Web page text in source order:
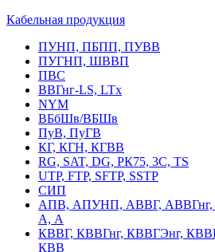
Кабельная продукция
ПУНП, ПБПП, ПУВВ
ПУГНП, ШВВП
ПВС
ВВГнг-LS, LTx
NYM
ВБбШв/ВБШв
ПуВ, ПуГВ
КГ, КГН, КГВВ
RG, SAT, DG, РК75, 3С, TS
UTP, FTP, SFTP, SSTP
СИП
АПВ, АПУНП, АВВГ,
А, А
КВВГ, КВВГнг, КВВГЭнг,
КВВ